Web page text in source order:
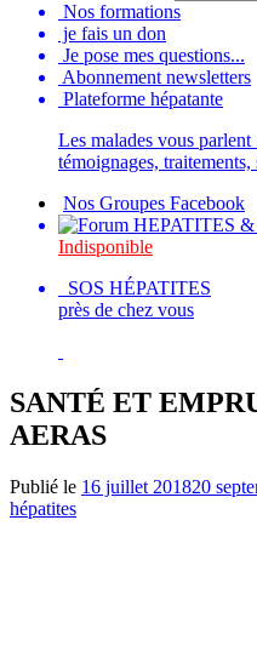
Nos formations
je fais un don
Je pose mes questions...
Abonnement newsletters
Plateforme hépatante
Les malades vous
témoignages, traitements,
Nos Groupes Facebook
Indisponible
SOS HÉPATITES
près de chez vous
SANTÉ ET
AERAS
Publié le 16 juillet 201820
hépatites